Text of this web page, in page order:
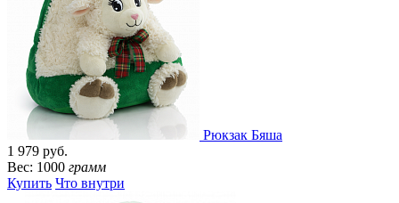
Рюкзак Бяша
1 979 руб.
Вес: 1000 грамм
Купить Что внутри